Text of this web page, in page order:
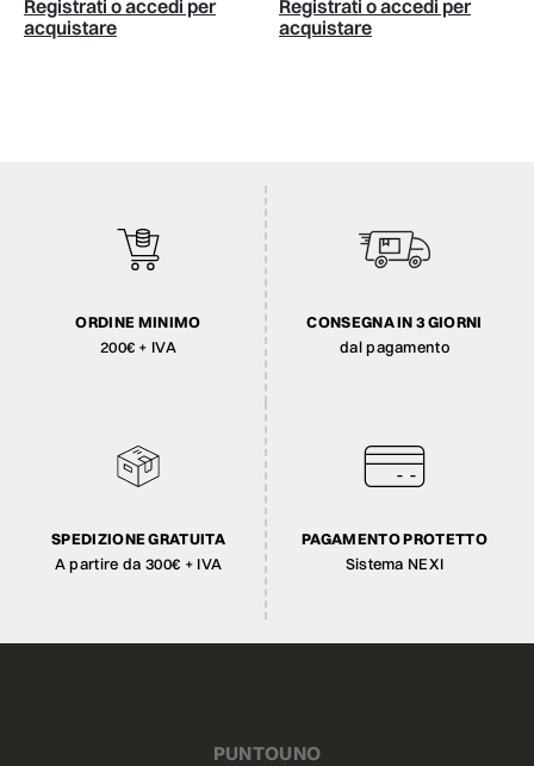
Registrati o accedi per
acquistare
Registrati o accedi per
acquistare
ORDINE MINIMO
200€ + IVA
CONSEGNA IN 3 GIORNI
dal pagamento
SPEDIZIONE GRATUITA
A partire da 300€ + IVA
PAGAMENTO PROTETTO
Sistema NEXI
PUNTOUNO